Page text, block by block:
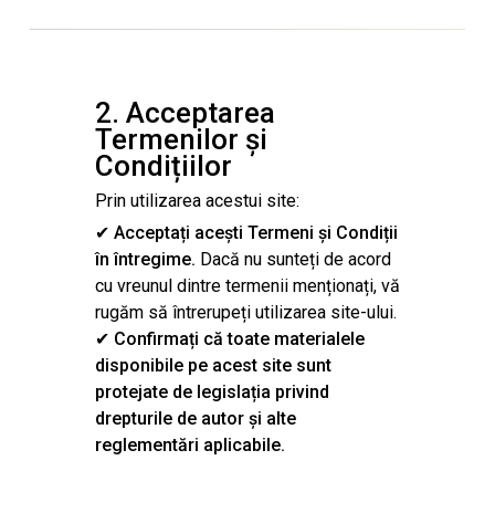
2. Acceptarea
Termenilor și
Condițiilor
Prin utilizarea acestui site:
✔ Acceptați acești Termeni și Condiții
în întregime. Dacă nu sunteți de acord
cu vreunul dintre termenii menționați, vă
rugăm să întrerupeți utilizarea site-ului.
✔ Confirmați că toate materialele
disponibile pe acest site sunt
protejate de legislația privind
drepturile de autor și alte
reglementări aplicabile.